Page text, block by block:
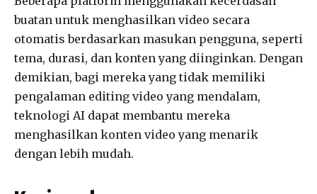
buatan untuk menghasilkan video secara
otomatis berdasarkan masukan pengguna, seperti
tema, durasi, dan konten yang diinginkan. Dengan
demikian, bagi mereka yang tidak memiliki
pengalaman editing video yang mendalam,
teknologi AI dapat membantu mereka
menghasilkan konten video yang menarik
dengan lebih mudah.